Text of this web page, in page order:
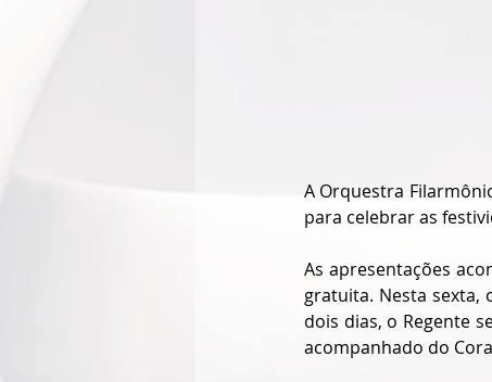
A Orquestra
para celebrar as
As apresentações
gratuita. Nesta sexta,
dois dias, o Regente
acompanhado do